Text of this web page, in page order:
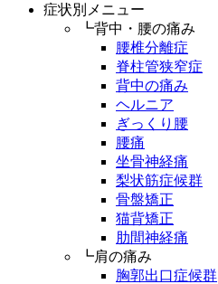
症状別メニュー
┗背中・腰の痛み
腰椎分離症
脊柱管狭窄症
背中の痛み
ヘルニア
ぎっくり腰
腰痛
坐骨神経痛
梨状筋症候群
骨盤矯正
猫背矯正
肋間神経痛
┗肩の痛み
胸郭出口症候群